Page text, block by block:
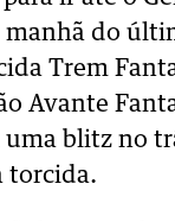
manhã do
Trem
Avante
uma blitz no
torcida.